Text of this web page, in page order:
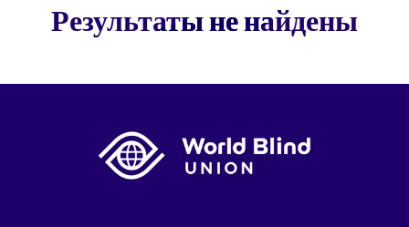
Результаты не найдены